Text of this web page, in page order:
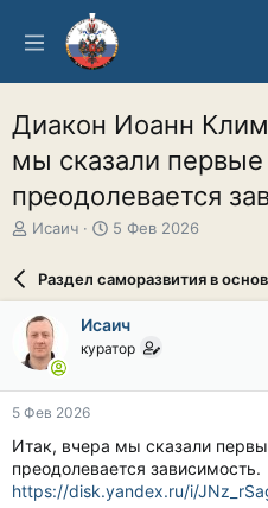
Диакон Иоанн
мы сказали
преодолевается
А
о
р
т
е
м
ы
Исаич
Д
а
а
ч
л
5 Фев 2026
Раздел саморазвития в
Исаич
куратор
5 Фев 2026
Итак, вчера мы сказали
преодолевается зависимость.
https://disk.yandex.ru/i/